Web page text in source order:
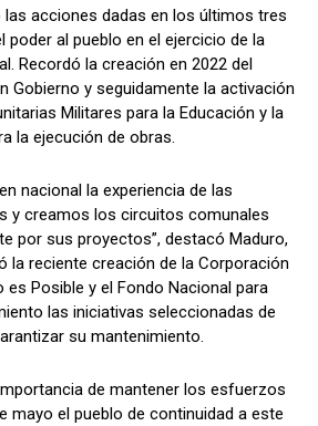
las acciones dadas en los últimos tres
poder al pueblo en el ejercicio de la
Recordó la creación en 2022 del
Gobierno y seguidamente la activación
Militares para la Educación y la
la ejecución de obras.
nacional la experiencia de las
y creamos los circuitos comunales
por sus proyectos”, destacó Maduro,
la reciente creación de la Corporación
Posible y el Fondo Nacional para
las iniciativas seleccionadas de
su mantenimiento.
de mantener los esfuerzos
mayo el pueblo de continuidad a este